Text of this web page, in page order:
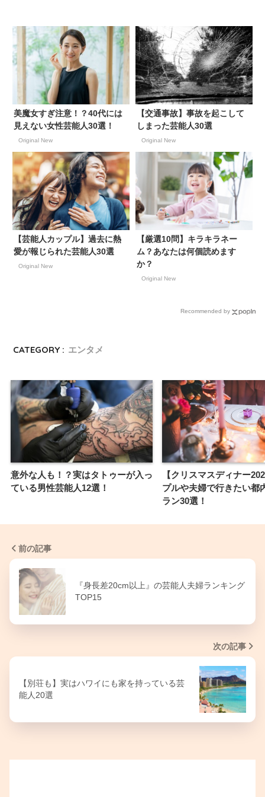
美魔女すぎ注意！？40代には
見えない女性芸能人30選！
Original New
【交通事故】事故を起こして
しまった芸能人30選
Original New
【芸能人カップル】過去に熱
愛が報じられた芸能人30選
Original New
【厳選10問】キラキラネー
ム？あなたは何個読めます
か？
Original New
Recommended by
CATEGORY : エンタメ
意外な人も！？実はタトゥーが入っ
ている男性芸能人12選！
【クリスマスディナー
プルや夫婦で行きたい都
ラン30選！
前の記事
『身長差20cm以上』の芸能人夫婦ランキング
TOP15
次の記事
【別荘も】実はハワイにも家を持っている芸
能人20選